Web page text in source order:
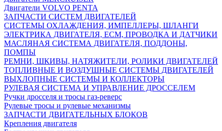
Двигатели VOLVO PENTA
ЗАПЧАСТИ СИСТЕМ ДВИГАТЕЛЕЙ
СИСТЕМЫ ОХЛАЖДЕНИЯ, ИМПЕЛЛЕРЫ, ШЛАНГИ
ЭЛЕКТРИКА ДВИГАТЕЛЯ, ECM, ПРОВОДКА И ДАТЧИКИ
МАСЛЯНАЯ СИСТЕМА ДВИГАТЕЛЯ, ПОДДОНЫ,
ПОМПЫ
РЕМНИ, ШКИВЫ, НАТЯЖИТЕЛИ, РОЛИКИ ДВИГАТЕЛЕЙ
ТОПЛИВНЫЕ И ВОЗДУШНЫЕ СИСТЕМЫ ДВИГАТЕЛЕЙ
ВЫХЛОПНЫЕ СИСТЕМЫ И КОЛЛЕКТОРЫ
РУЛЕВАЯ СИСТЕМА И УПРАВЛЕНИЕ ДРОССЕЛЕМ
Ручки дросселя и тросы газ-реверс
Рулевые тросы и рулевые механизмы
ЗАПЧАСТИ ДВИГАТЕЛЬНЫХ БЛОКОВ
Крепления двигателя